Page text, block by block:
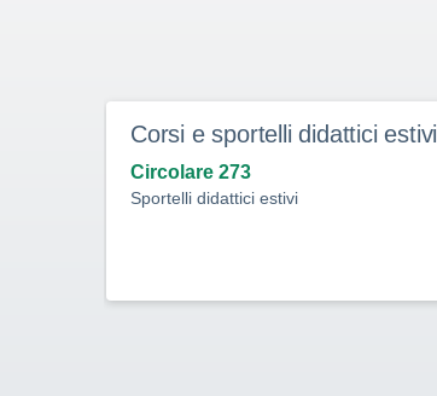
Corsi e sportelli didattici estivi
Circolare 273
Sportelli didattici estivi